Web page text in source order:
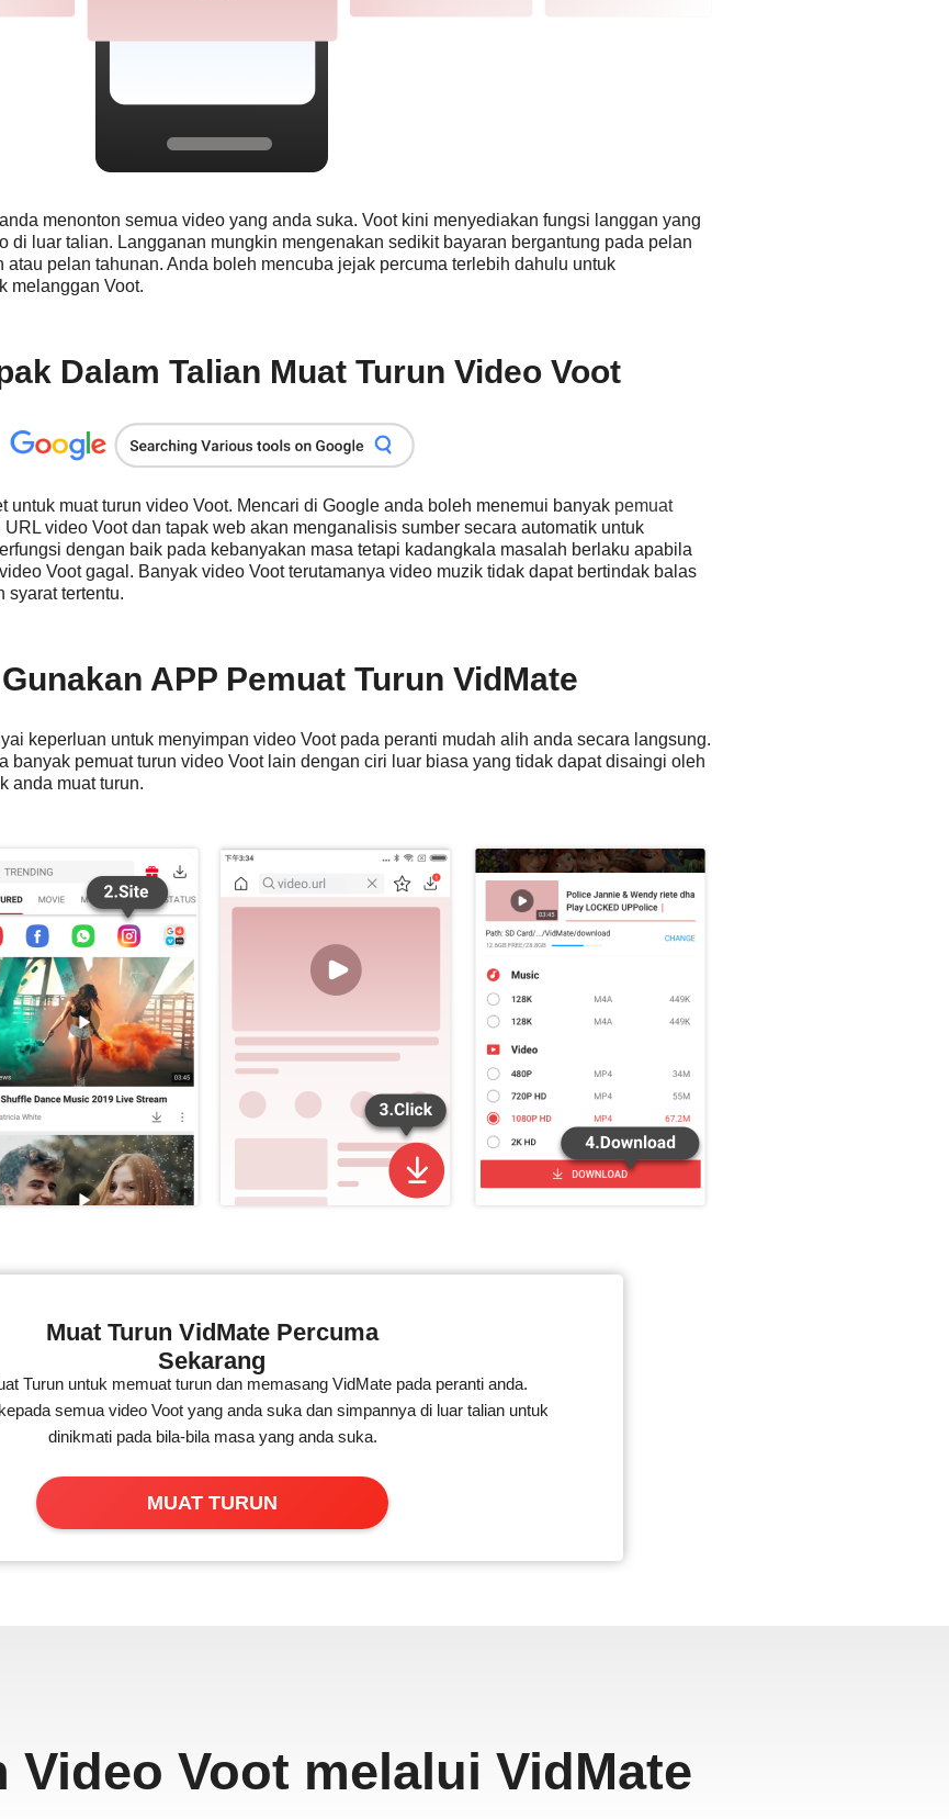
menonton semua video yang anda suka. Voot kini menyediakan fungsi langgan yang
di luar talian. Langganan mungkin mengenakan sedikit bayaran bergantung pada pelan
pelan tahunan. Anda boleh mencuba jejak percuma terlebih dahulu untuk
melanggan Voot.
Dalam Talian Muat Turun Video Voot
untuk muat turun video Voot. Mencari di Google anda boleh menemui banyak pemuat
video Voot dan tapak web akan menganalisis sumber secara automatik untuk
dengan baik pada kebanyakan masa tetapi kadangkala masalah berlaku apabila
Voot gagal. Banyak video Voot terutamanya video muzik tidak dapat bertindak balas
syarat tertentu.
APP Pemuat Turun VidMate
keperluan untuk menyimpan video Voot pada peranti mudah alih anda secara langsung.
banyak pemuat turun video Voot lain dengan ciri luar biasa yang tidak dapat disaingi oleh
anda muat turun.
Muat Turun VidMate Percuma
Sekarang
Turun untuk memuat turun dan memasang VidMate pada peranti anda.
semua video Voot yang anda suka dan simpannya di luar talian untuk
dinikmati pada bila-bila masa yang anda suka.
MUAT TURUN
Video Voot melalui VidMate